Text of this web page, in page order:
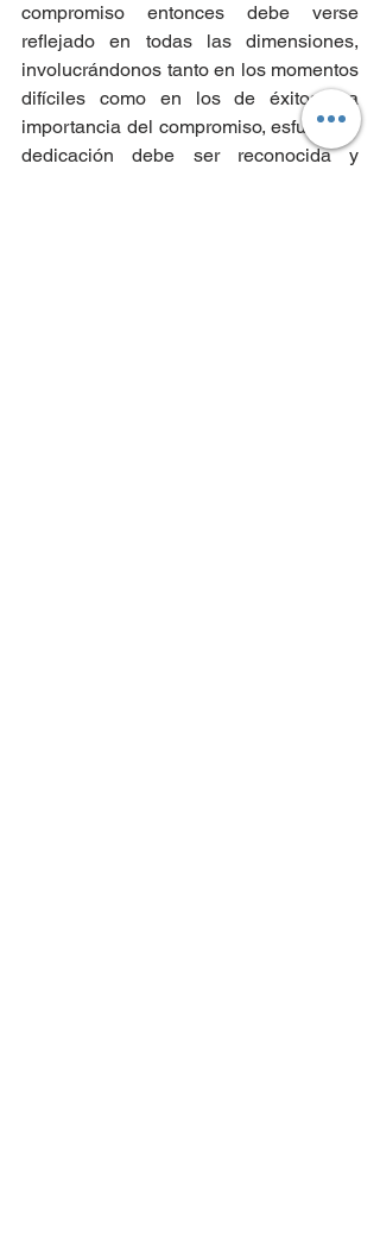
compromiso entonces debe verse
reflejado en todas las dimensiones,
involucrándonos tanto en los momentos
difíciles como en los de éxitos. La
importancia del compromiso, esfuerzo y
dedicación debe ser reconocida y